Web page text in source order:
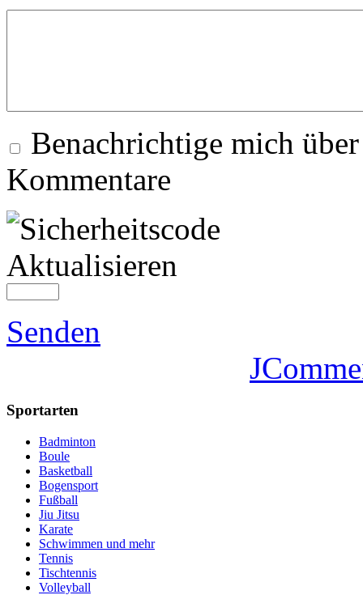
Benachrichtige mich
Kommentare
Aktualisieren
Senden
Sportarten
Badminton
Boule
Basketball
Bogensport
Fußball
Jiu Jitsu
Karate
Schwimmen und mehr
Tennis
Tischtennis
Volleyball